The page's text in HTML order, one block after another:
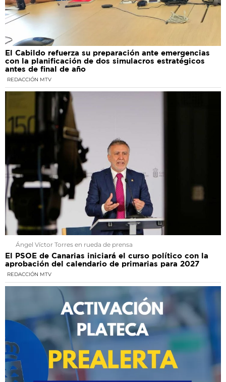
El Cabildo refuerza su preparación ante emergencias
con la planificación de dos simulacros estratégicos
antes de final de año
REDACCIÓN MTV
Ángel Víctor Torres en rueda de prensa
El PSOE de Canarias iniciará el curso político con la
aprobación del calendario de primarias para 2027
REDACCIÓN MTV